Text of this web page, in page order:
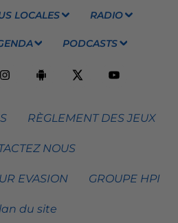
LOCALES RADIO
PODCASTS
RÈGLEMENT DES JEUX
NOUS
EVASION GROUPE HPI
du site